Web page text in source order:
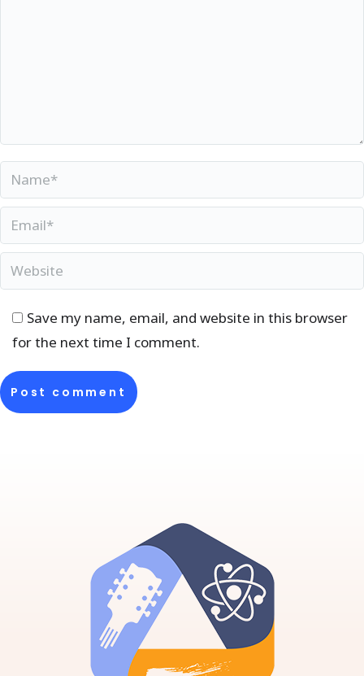
Toccata Ottava F-duur F 3.08
Patrik Sebastian Unt (1999)
Akordionaasia*
*Esmaettekanne
Kontserdi salvestab Klassikaraadio
Lisainfohttps://accordionfest.ee/
Name *
Email *
Website
Save my name, email, and website in this browser
for the next time I comment.
Post comment